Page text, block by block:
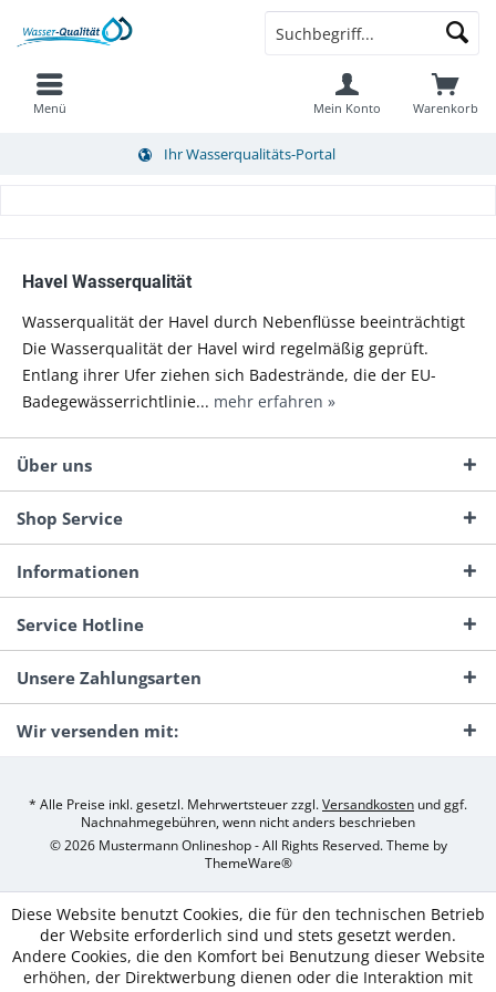
Menü Warenkorb
Mein Konto
Ihr Wasserqualitäts-Portal
Havel Wasserqualität
Wasserqualität der Havel durch Nebenflüsse beeinträchtigt
Die Wasserqualität der Havel wird regelmäßig geprüft.
Entlang ihrer Ufer ziehen sich Badestrände, die der EU-
Badegewässerrichtlinie... mehr erfahren »
Über uns
Shop Service
Informationen
Service Hotline
Unsere Zahlungsarten
Wir versenden mit:
* Alle Preise inkl. gesetzl. Mehrwertsteuer zzgl.Versandkosten und ggf.
Nachnahmegebühren, wenn nicht anders beschrieben
© 2026 Mustermann Onlineshop - All Rights Reserved. Theme by
ThemeWare®
Diese Website benutzt Cookies, die für den technischen Betrieb
der Website erforderlich sind und stets gesetzt werden.
Andere Cookies, die den Komfort bei Benutzung dieser Website
erhöhen, der Direktwerbung dienen oder die Interaktion mit